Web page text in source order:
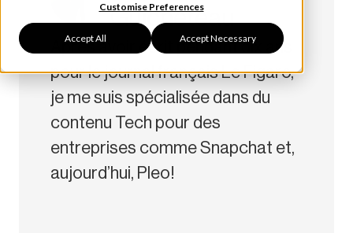
Customise Preferences
Accept All Accept Necessary
Guicheteau
Après avoir écrit pendant dix ans
pour le journal français Le Figaro,
je me suis spécialisée dans du
contenu Tech pour des
entreprises comme Snapchat et,
aujourd’hui, Pleo!